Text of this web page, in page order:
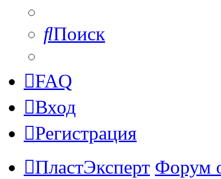
Поиск
FAQ
Вход
Регистрация
ПластЭксперт Форум